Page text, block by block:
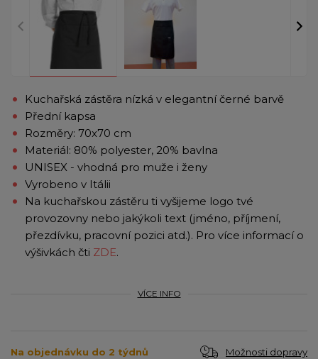
Kuchařská zástěra nízká v elegantní černé barvě
Přední kapsa
Rozměry: 70x70 cm
Materiál: 80% polyester, 20% bavlna
UNISEX - vhodná pro muže i ženy
Vyrobeno v Itálii
Na kuchařskou zástěru ti vyšijeme logo tvé
provozovny nebo jakýkoli text (jméno, příjmení,
přezdívku, pracovní pozici atd.). Pro více informací o
výšivkách čti ZDE.
VÍCE INFO
Na objednávku do 2 týdnů Možnosti dopravy